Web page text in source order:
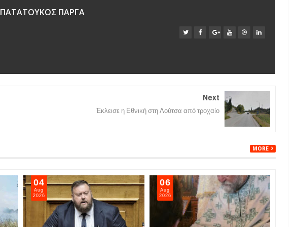
ΠΑΤΑΤΟΥΚΟΣ ΠΑΡΓΑ
Next
Έκλεισε η Εθνική στη Λούτσα από τροχαίο
MORE
04
Aug
2026
06
Aug
2026